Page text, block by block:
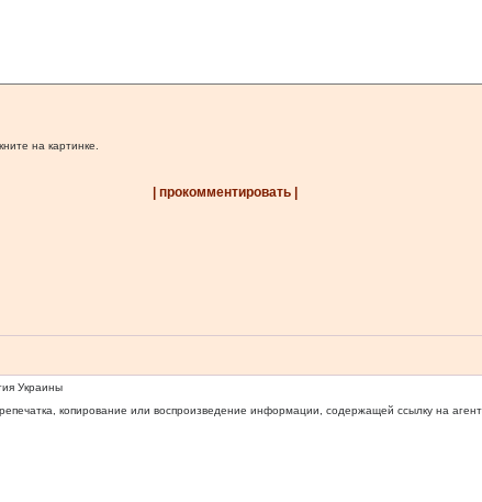
на картинке.
| прокомментировать |
Украины
копирование или воспроизведение информации, содержащей ссылку на